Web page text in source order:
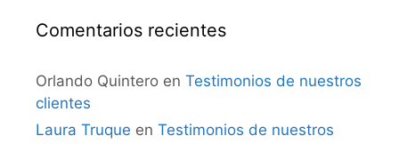
Comentarios recientes
Orlando Quintero en Testimonios de nuestros
clientes
Laura Truque en Testimonios de nuestros